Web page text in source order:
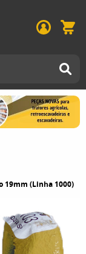
19mm (Linha 1000)